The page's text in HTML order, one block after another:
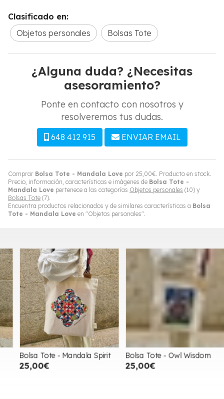
Comprar Bolsa Tote - Mandala Love por 25,00€. Producto en stock.
Precio, información, características e imágenes de Bolsa Tote -
Mandala Love pertenece a las categorías Objetos personales (10) y
Bolsas Tote (7).
Encuentra productos relacionados y de similares características a Bolsa
Tote - Mandala Love en "Objetos personales".
Clasificado en:
Objetos personales
Bolsas Tote
¿Alguna duda? ¿Necesitas
asesoramiento?
Ponte en contacto con nosotros y
resolveremos tus dudas.
648 412 915 ENVIAR EMAIL
Bolsa Tote - Mandala Spirit
25,00€
Bolsa Tote - Owl Wisdom
25,00€